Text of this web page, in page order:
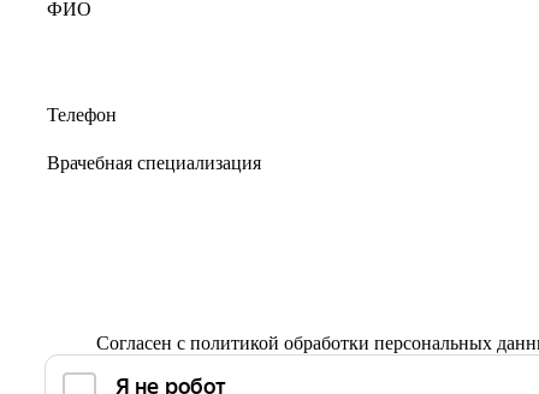
Согласен с политикой обработки персональных